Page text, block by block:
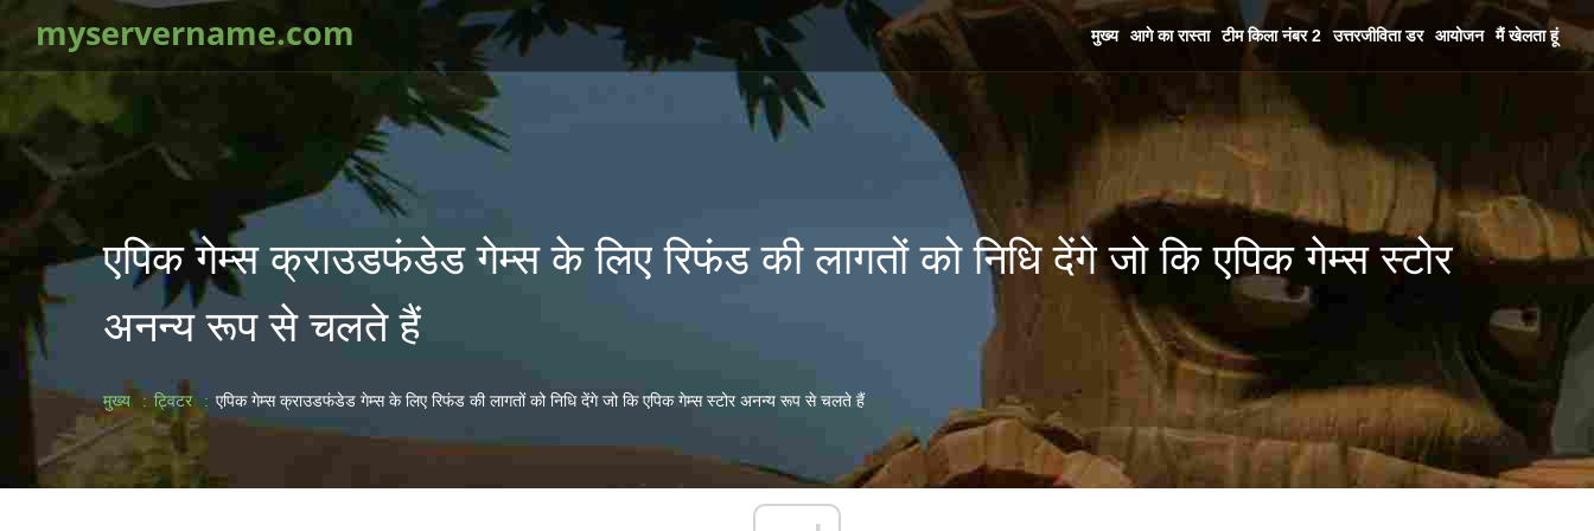
myservername.com मुख्य आगे का रास्ता टीम किला नंबर 2 उत्तरजीविता डर आयोजन मैं खेलता हूं
एपिक गेम्स क्राउडफंडेड गेम्स के लिए रिफंड की लागतों को निधि देंगे जो कि एपिक गेम्स स्टोर
अनन्य रूप से चलते हैं
मुख्य ट्विटर एपिक गेम्स क्राउडफंडेड गेम्स के लिए रिफंड की लागतों को निधि देंगे जो कि एपिक गेम्स स्टोर अनन्य रूप से चलते हैं